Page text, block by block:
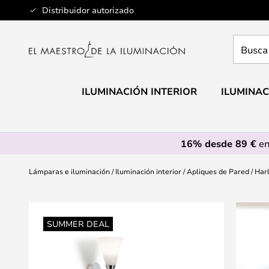
Distribuidor autorizado
Ir
al
aquí
ILUMINACIÓN INTERIOR
16% desde 89 €
Lámparas e iluminación Iluminación interior Apliques de Pared
SUMMER DEAL